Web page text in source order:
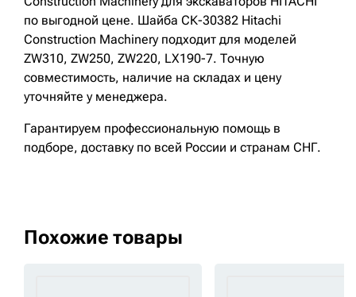
по выгодной цене. Шайба СК-30382 Hitachi
Construction Machinery подходит для моделей
ZW310, ZW250, ZW220, LX190-7. Точную
совместимость, наличие на складах и цену
уточняйте у менеджера.
Гарантируем профессиональную помощь в
подборе, доставку по всей России и странам СНГ.
Похожие товары